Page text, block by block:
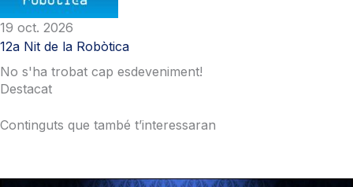
19 oct. 2026
12a Nit de la Robòtica
No s'ha trobat cap esdeveniment!
Destacat
Continguts que també t’interessaran